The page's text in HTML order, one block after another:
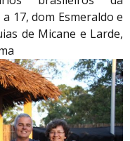
17, dom Esmeraldo e
de Micane e Larde,